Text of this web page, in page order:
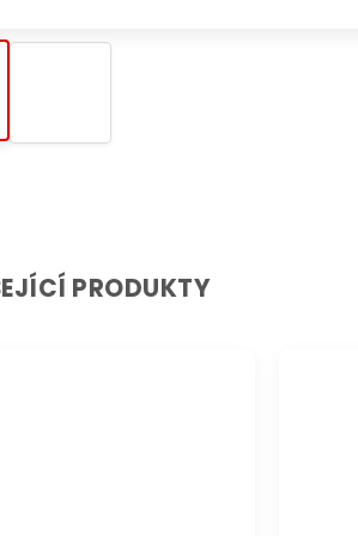
PRODUKTY